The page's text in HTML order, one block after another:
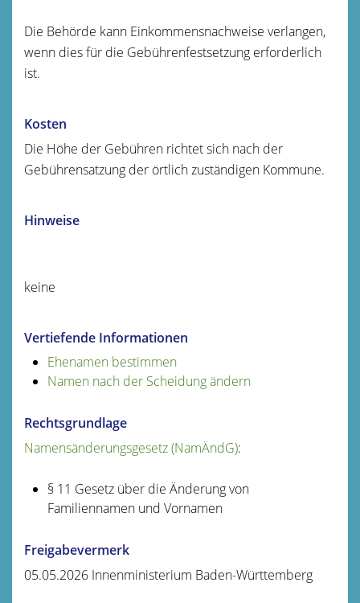
Die Behörde kann Einkommensnachweise verlangen,
wenn dies für die Gebührenfestsetzung erforderlich
ist.
Kosten
Die Höhe der Gebühren richtet sich nach der
Gebührensatzung der örtlich zuständigen Kommune.
Hinweise
keine
Vertiefende Informationen
Ehenamen bestimmen
Namen nach der Scheidung ändern
Rechtsgrundlage
Namensänderungsgesetz (NamÄndG):
§ 11 Gesetz über die Änderung von
Familiennamen und Vornamen
Freigabevermerk
05.05.2026 Innenministerium Baden-Württemberg